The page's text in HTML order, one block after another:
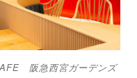
阪急西宮ガーデンズ